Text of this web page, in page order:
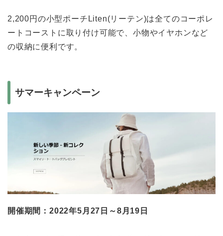
2,200円の小型ポーチLiten(リーテン)は全てのコーポレ
ートコーストに取り付け可能で、小物やイヤホンなど
の収納に便利です。
サマーキャンペーン
開催期間：2022年5月27日～8月19日